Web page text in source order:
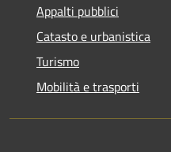
Appalti pubblici
Catasto e urbanistica
Turismo
Mobilità e trasporti